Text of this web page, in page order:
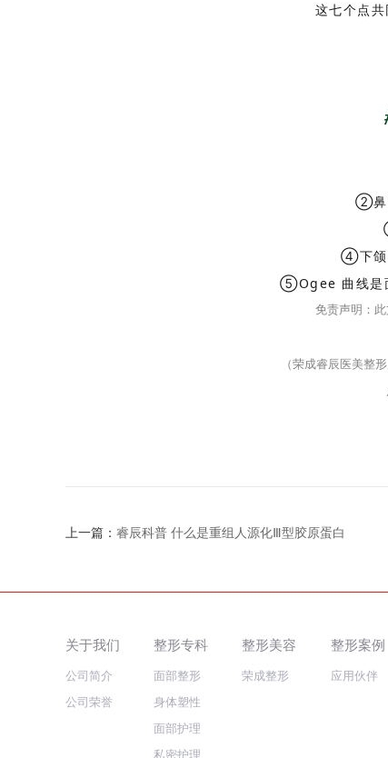
这七个点
②鼻
④下颌
⑤Ogee 曲线是
免责声明：
（荣成睿辰医美整
上一篇： 睿辰科普 什么是重组人源化Ⅲ型胶原蛋白
关于我们
公司简介
公司荣誉
整形专科
面部整形
身体塑性
面部护理
私密护理
整形美容
荣成整形
整形案例
应用伙伴